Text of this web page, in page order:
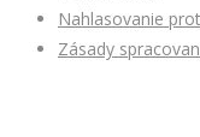
Nahlasovanie
Zásady